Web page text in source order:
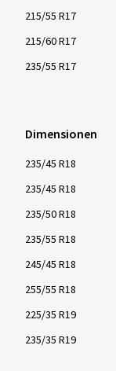
215/55 R17
215/60 R17
235/55 R17
Dimensionen
235/45 R18
235/45 R18
235/50 R18
235/55 R18
245/45 R18
255/55 R18
225/35 R19
235/35 R19